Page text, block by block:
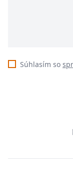
Súhlasím so